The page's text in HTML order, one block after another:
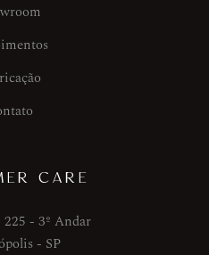
CARE
225 - 3º Andar
- SP